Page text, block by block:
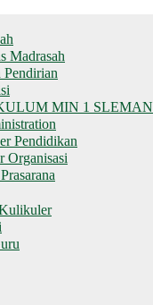
Madrasah
Pendirian
MIN 1 SLEMAN
Pendidikan
Organisasi